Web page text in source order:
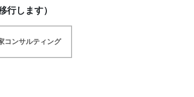
行します）
コンサルティング